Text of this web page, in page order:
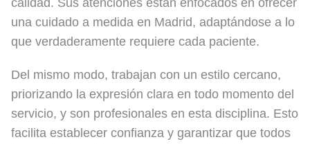
una cuidado a medida en Madrid, adaptándose a lo
que verdaderamente requiere cada paciente.
Del mismo modo, trabajan con un estilo cercano,
priorizando la expresión clara en todo momento del
servicio, y son profesionales en esta disciplina. Esto
facilita establecer confianza y garantizar que todos